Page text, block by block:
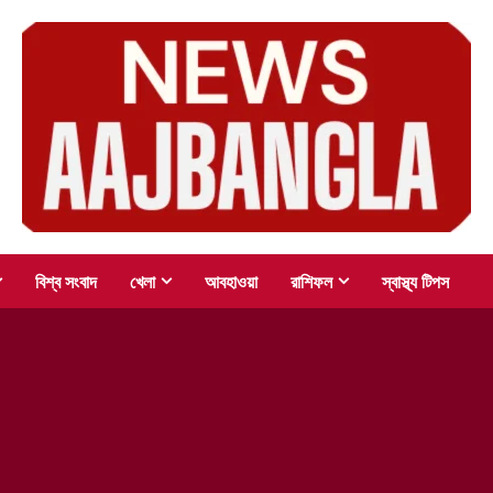
বিশ্ব সংবাদ খেলা আবহাওয়া রাশিফল স্বাস্থ্য টিপস